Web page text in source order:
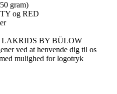
gram)
og RED
LAKRIDS BY BÜLOW
ved at henvende dig til os
mulighed for logotryk